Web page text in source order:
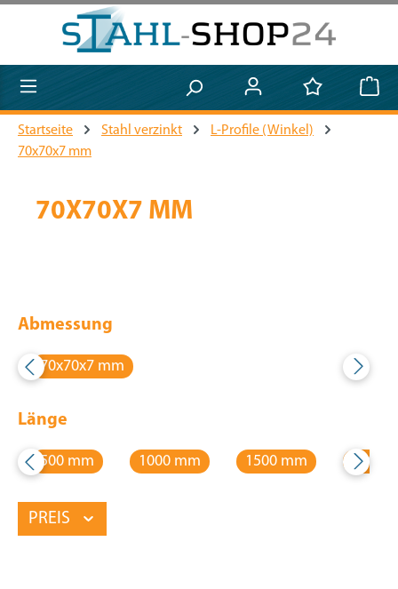
Zum Hauptinhalt springen
Startseite Stahl verzinkt
L-Profile (Winkel)
70x70x7 mm
70X70X7 MM
Abmessung
70x70x7 mm
Länge
500 mm 1000 mm 1500 mm 2000
PREIS